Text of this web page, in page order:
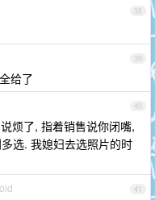
38
39
给了
40
烦了, 指着销售说你闭嘴,
选. 我媳妇去选照片的时
41